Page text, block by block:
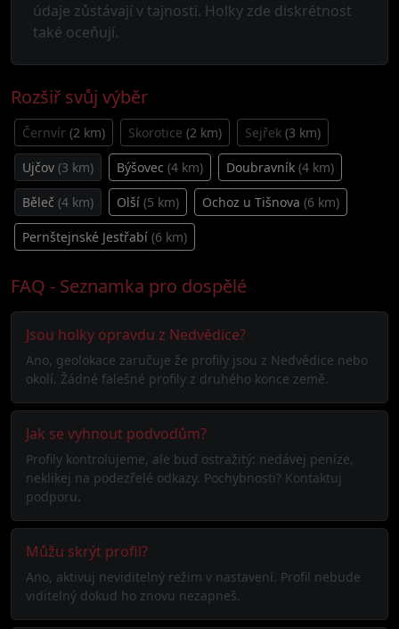
údaje zůstávají v tajnosti. Holky zde diskrétnost
také oceňují.
Rozšiř svůj výběr
Černvír (2 km) Skorotice (2 km) Sejřek (3 km)
Ujčov (3 km) Býšovec (4 km) Doubravník (4 km)
Běleč (4 km) Olší (5 km) Ochoz u Tišnova (6 km)
Pernštejnské Jestřabí (6 km)
FAQ - Seznamka pro dospělé
Jsou holky opravdu z Nedvědice?
Ano, geolokace zaručuje že profily jsou z Nedvědice nebo
okolí. Žádné falešné profily z druhého konce země.
Jak se vyhnout podvodům?
Profily kontrolujeme, ale buď ostražitý: nedávej peníze,
neklikej na podezřelé odkazy. Pochybnosti? Kontaktuj
podporu.
Můžu skrýt profil?
Ano, aktivuj neviditelný režim v nastavení. Profil nebude
viditelný dokud ho znovu nezapneš.